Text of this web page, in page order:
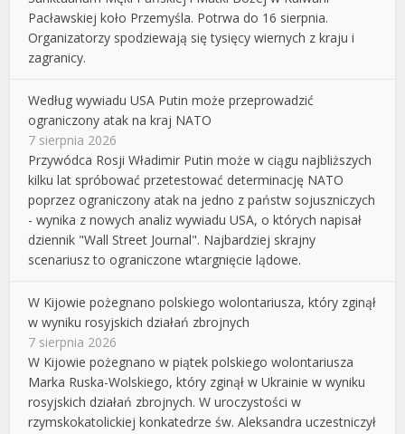
Pacławskiej koło Przemyśla. Potrwa do 16 sierpnia.
Organizatorzy spodziewają się tysięcy wiernych z kraju i
zagranicy.
Według wywiadu USA Putin może przeprowadzić
ograniczony atak na kraj NATO
7 sierpnia 2026
Przywódca Rosji Władimir Putin może w ciągu najbliższych
kilku lat spróbować przetestować determinację NATO
poprzez ograniczony atak na jedno z państw sojuszniczych
- wynika z nowych analiz wywiadu USA, o których napisał
dziennik "Wall Street Journal". Najbardziej skrajny
scenariusz to ograniczone wtargnięcie lądowe.
W Kijowie pożegnano polskiego wolontariusza, który zginął
w wyniku rosyjskich działań zbrojnych
7 sierpnia 2026
W Kijowie pożegnano w piątek polskiego wolontariusza
Marka Ruska-Wolskiego, który zginął w Ukrainie w wyniku
rosyjskich działań zbrojnych. W uroczystości w
rzymskokatolickiej konkatedrze św. Aleksandra uczestniczył